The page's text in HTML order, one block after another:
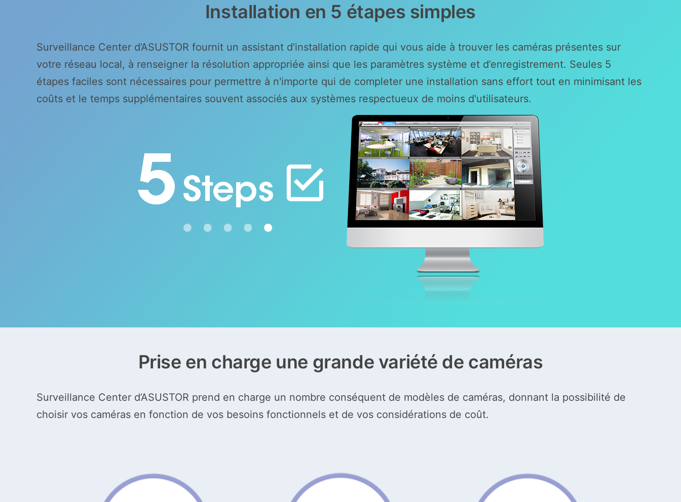
Installation en 5 étapes simples
Surveillance Center d’ASUSTOR fournit un assistant d'installation rapide qui vous aide à trouver les caméras présentes sur
votre réseau local, à renseigner la résolution appropriée ainsi que les paramètres système et d’enregistrement. Seules 5
étapes faciles sont nécessaires pour permettre à n'importe qui de completer une installation sans effort tout en minimisant les
coûts et le temps supplémentaires souvent associés aux systèmes respectueux de moins d'utilisateurs.
Prise en charge une grande variété de caméras
Surveillance Center d’ASUSTOR prend en charge un nombre conséquent de modèles de caméras, donnant la possibilité de
choisir vos caméras en fonction de vos besoins fonctionnels et de vos considérations de coût.